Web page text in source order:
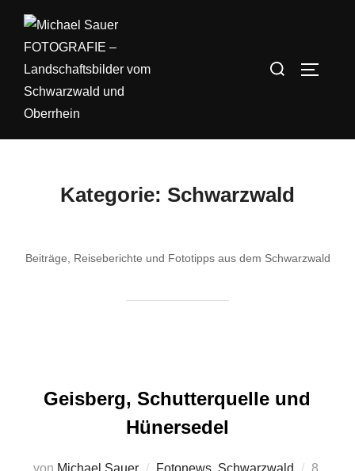
springen
Suchen
Kategorie: Schwarzwald
Beiträge, Reiseberichte und Fototipps aus dem Schwarzwald
Geisberg, Schutterquelle und
Hünersedel
von Michael Sauer Fotonews, Schwarzwald
8.